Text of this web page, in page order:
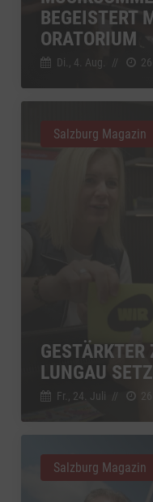
BEGEISTERT
ORATORIUM
Di., 4. Aug. //
LUNGAU
Fr., 24. Juli //
Salzburg Magazin
Salzburg Magazin
YouTube
Google Ireland Limited,